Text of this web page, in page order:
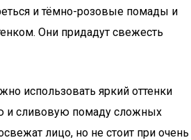
и тёмно-розовые помады и
Они придадут свежесть
использовать яркий оттенки
и сливовую помаду сложных
лицо, но не стоит при очень